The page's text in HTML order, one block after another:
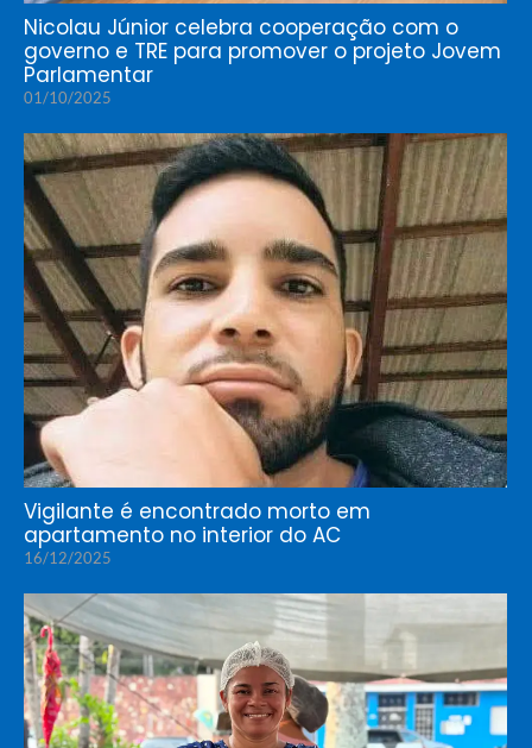
Nicolau Júnior celebra cooperação com o
governo e TRE para promover o projeto Jovem
Parlamentar
01/10/2025
Vigilante é encontrado morto em
apartamento no interior do AC
16/12/2025